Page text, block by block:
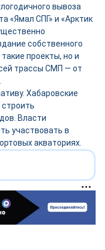
вывоза
«Ямал СПГ» и «Арктик
собственного
проекты, но и
трассы СМП — от
Хабаровские
строить
Власти
участвовать в
акваториях.